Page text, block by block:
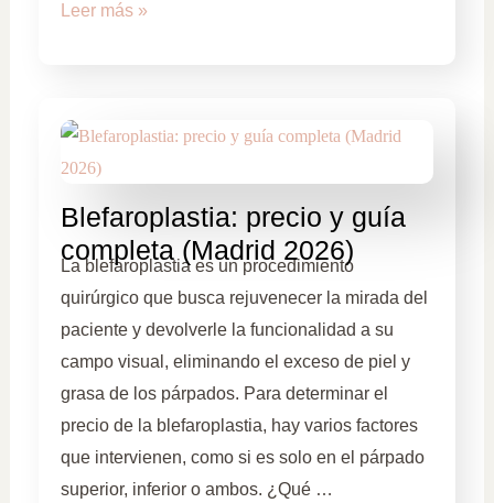
Leer más »
Blefaroplastia: precio y guía
completa (Madrid 2026)
La blefaroplastia es un procedimiento
quirúrgico que busca rejuvenecer la mirada del
paciente y devolverle la funcionalidad a su
campo visual, eliminando el exceso de piel y
grasa de los párpados. Para determinar el
precio de la blefaroplastia, hay varios factores
que intervienen, como si es solo en el párpado
superior, inferior o ambos. ¿Qué …